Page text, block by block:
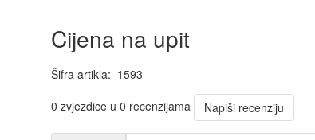
Cijena na upit
Šifra artikla: 1593
0 zvjezdice u 0 recenzijama
Napiši recenziju